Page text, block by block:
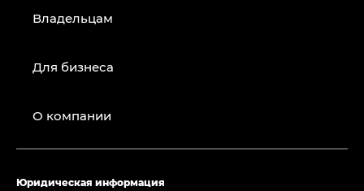
Владельцам
Для бизнеса
О компании
Юридическая информация